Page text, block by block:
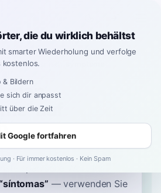
→ Spanisch
man
auf
síntomas” —verwenden Sie
die du wirklich behältst
smarter Wiederholung und verfolge
Bildern
sich dir anpasst
über die Zeit
Google fortfahren
· Für immer kostenlos · Kein Spam